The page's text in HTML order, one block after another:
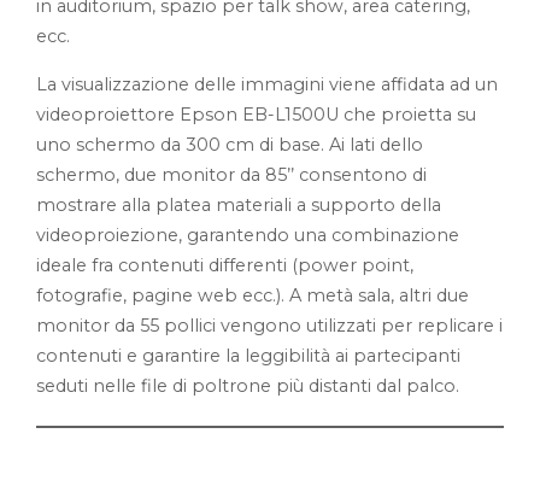
in auditorium, spazio per talk show, area catering,
ecc.
La visualizzazione delle immagini viene affidata ad un
videoproiettore Epson EB-L1500U che proietta su
uno schermo da 300 cm di base. Ai lati dello
schermo, due monitor da 85’’ consentono di
mostrare alla platea materiali a supporto della
videoproiezione, garantendo una combinazione
ideale fra contenuti differenti (power point,
fotografie, pagine web ecc.). A metà sala, altri due
monitor da 55 pollici vengono utilizzati per replicare i
contenuti e garantire la leggibilità ai partecipanti
seduti nelle file di poltrone più distanti dal palco.